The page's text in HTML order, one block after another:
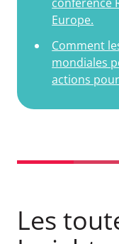
Europe.
Comment
mondiales
actions
Les